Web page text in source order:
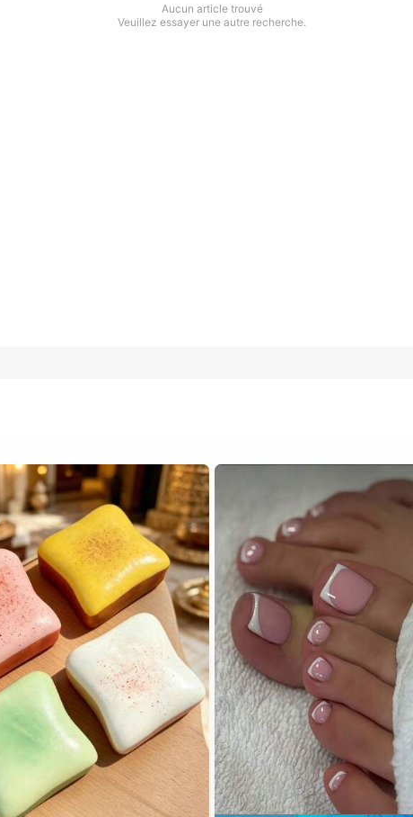
Aucun article trouvé
Veuillez essayer une autre recherche.